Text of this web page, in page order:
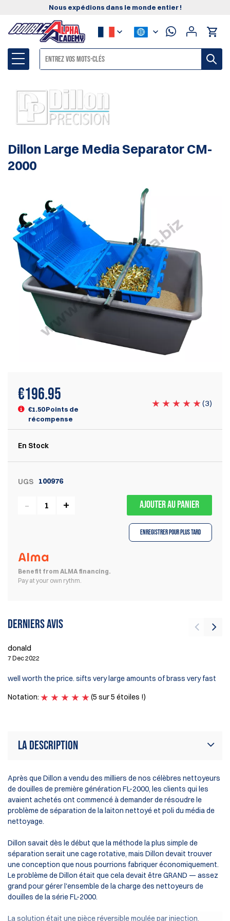
Nous expédions dans le monde entier !
Dillon Large Media Separator CM-
2000
€196.95
€1.50 Points de
récompense
(3)
En Stock
UGS 100976
AJOUTER AU PANIER
Enregistrer pour plus tard
Benefit from ALMA financing.
Pay at your own rythm.
Derniers avis
donald
7 Dec 2022
well worth the price. sifts very large amounts of brass very fast
Notation:
(5 sur 5 étoiles !)
La description
Après que Dillon a vendu des milliers de nos célèbres nettoyeurs
de douilles de première génération FL-2000, les clients qui les
avaient achetés ont commencé à demander de résoudre le
problème de séparation de la laiton nettoyé et poli du média de
nettoyage.
Dillon savait dès le début que la méthode la plus simple de
séparation serait une cage rotative, mais Dillon devait trouver
une conception que nous pourrions fabriquer économiquement.
Le problème de Dillon était que cela devait être GRAND — assez
grand pour gérer l'ensemble de la charge des nettoyeurs de
douilles de la série FL-2000.
La solution était une pièce réversible moulée par injection.